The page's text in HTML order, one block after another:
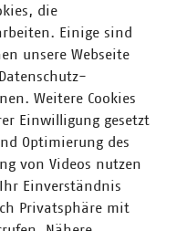
die
Einige sind
unsere Webseite
Weitere Cookies
Einwilligung gesetzt
Optimierung des
von Videos nutzen
Einverständnis
Privatsphäre mit